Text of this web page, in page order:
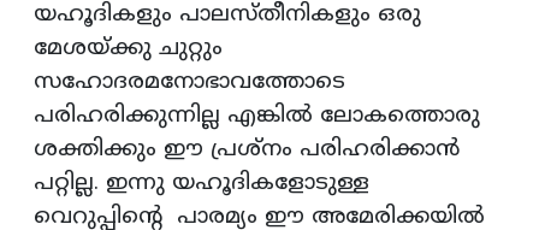
യഹൂദികളും പാലസ്തീനികളും ഒരു
മേശയ്ക്കു ചുറ്റും
സഹോദരമനോഭാവത്തോടെ
പരിഹരിക്കുന്നില്ല എങ്കില്‍ ലോകത്തൊരു
ശക്തിക്കും ഈ പ്രശ്‌നം പരിഹരിക്കാന്‍
പറ്റില്ല. ഇന്നു യഹൂദികളോടുള്ള
വെറുപ്പിന്റെ പാരമ്യം ഈ അമേരിക്കയില്‍